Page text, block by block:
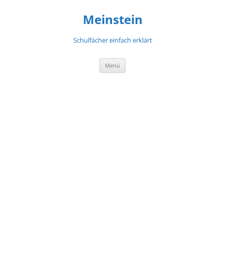
Meinstein
Schulfächer einfach erklärt
Menü